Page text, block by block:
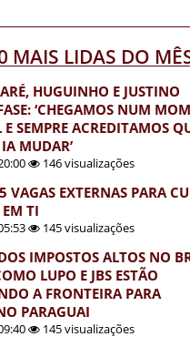
MAIS LIDAS DO
HUGUINHO E JUSTINO
‘CHEGAMOS NUM
SEMPRE ACREDITAMOS
MUDAR’
146 visualizações
VAGAS EXTERNAS PARA
TI
145 visualizações
IMPOSTOS ALTOS NO
LUPO E JBS ESTÃO
A FRONTEIRA PARA
PARAGUAI
145 visualizações